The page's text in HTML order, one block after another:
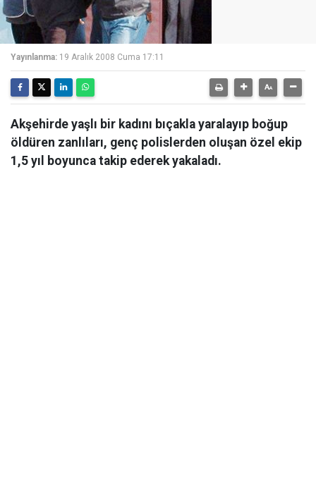
Yayınlanma: 19 Aralık 2008 Cuma 17:11
Akşehirde yaşlı bir kadını bıçakla yaralayıp boğup
öldüren zanlıları, genç polislerden oluşan özel ekip
1,5 yıl boyunca takip ederek yakaladı.